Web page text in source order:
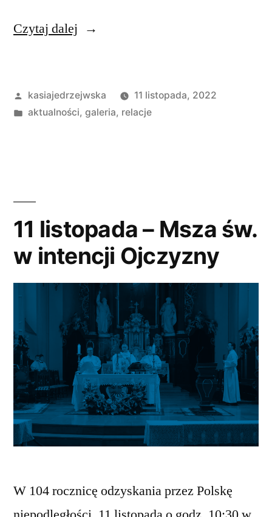
Czytaj dalej „Koncert
Opublikowane
przez
kasiajedrzejwska
11 listopada, 2022
Opublikowano
aktualności, galeria, relacje
11 listopada – Msza św.
w intencji Ojczyzny
W 104 rocznicę odzyskania przez Polskę